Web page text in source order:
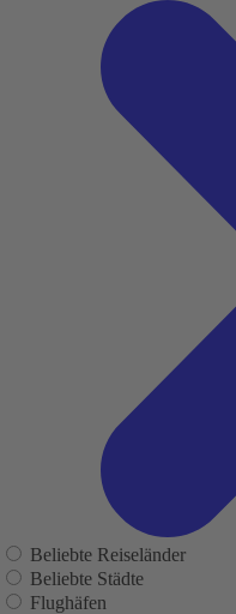
Beliebte Reiseländer
Beliebte Städte
Flughäfen